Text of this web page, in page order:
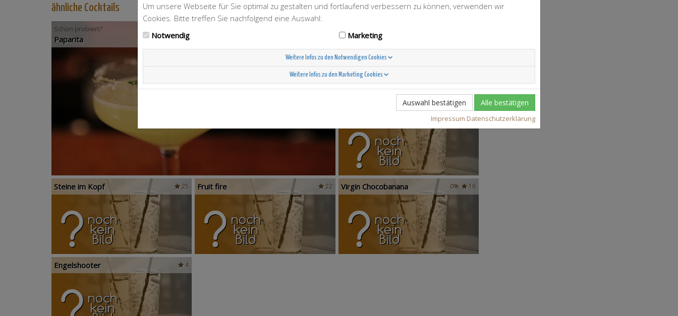
ähnliche Cocktails
Schon probiert?
Paparita
Scandinavian Sunshine
25
Steine im Kopf 22
Fruit fire 16
0%
Virgin Chocobanana
4
Engelshooter
Um unsere Webseite für Sie optimal zu gestalten und fortlaufend verbessern zu können, verwenden wir
Cookies. Bitte treffen Sie nachfolgend eine Auswahl:
Notwendig
Marketing
Weitere Infos zu den Notwendigen Cookies
Weitere Infos zu den Marketing Cookies
Auswahl bestätigen Alle bestätigen
Impressum Datenschutzerklärung